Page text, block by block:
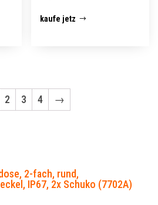
kaufe jetz
2 3 4 →
2-fach, rund,
IP67, 2x Schuko (7702A)